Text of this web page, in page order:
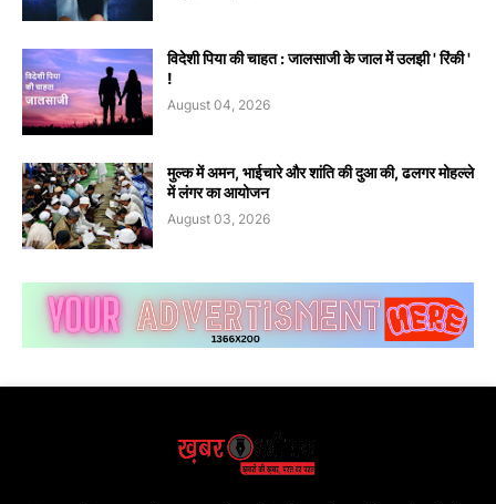
विदेशी पिया की चाहत : जालसाजी के जाल में उलझी ' रिंकी '
!
August 04, 2026
मुल्क में अमन, भाईचारे और शांति की दुआ की, ढलगर मोहल्ले
में लंगर का आयोजन
August 03, 2026